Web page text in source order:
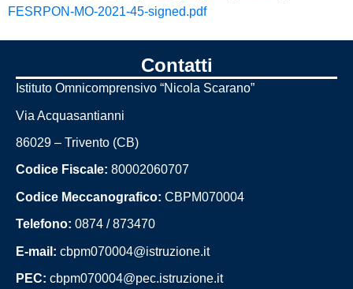
FESRPON-MO-2021-45-signed.pdf
Contatti
Istituto Omnicomprensivo “Nicola Scarano”
Via Acquasantianni
86029 – Trivento (CB)
Codice Fiscale: 80002060707
Codice Meccanografico: CBPM070004
Telefono: 0874 / 873470
E-mail: cbpm070004@istruzione.it
PEC: cbpm070004@pec.istruzione.it